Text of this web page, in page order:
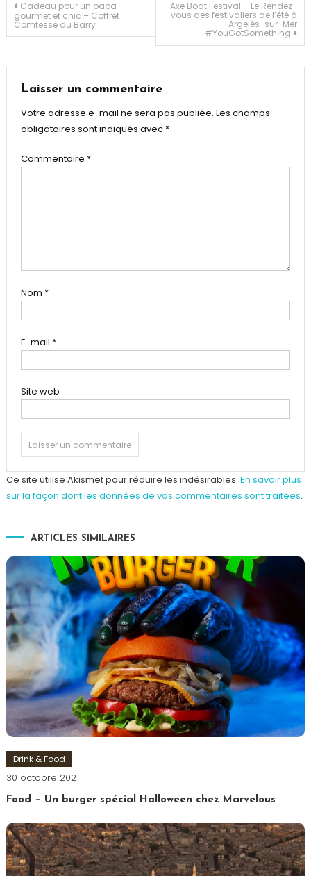
Naturel
Navigation
de
l’article
Cadeau pour un papa
gourmet et chic – Coffret
Comtesse du Barry
Axe Boat Festival – Le Rendez-
vous des festivaliers de l’été à
Argelès-sur-Mer
#YouGotSomething
Laisser un commentaire
Votre adresse e-mail ne sera pas publiée. Les champs
obligatoires sont indiqués avec *
Commentaire *
Nom *
E-mail *
Site web
Ce site utilise Akismet pour réduire les indésirables. En savoir plus
sur la façon dont les données de vos commentaires sont traitées.
ARTICLES SIMILAIRES
Drink & Food
30 octobre 2021
Romain-
Food – Un burger spécial Halloween chez Marvelous
Tagged
Burger,
Halloween,
Marvel,